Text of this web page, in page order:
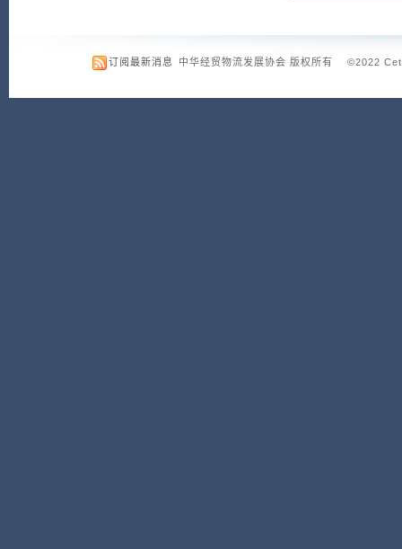
订阅最新消息 中华经贸物流发展协会 版权所有 ©2022